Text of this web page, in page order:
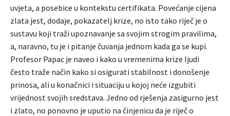
uvjeta, a posebice u kontekstu certifikata. Povećanje cijena
zlata jest, dodaje, pokazatelj krize, no isto tako riječ je o
sustavu koji traži upoznavanje sa svojim strogim pravilima,
a, naravno, tu je i pitanje čuvanja jednom kada ga se kupi.
Profesor Papac je naveo i kako u vremenima krize ljudi
često traže način kako si osigurati stabilnost i donošenje
prinosa, ali u konačnici i situaciju u kojoj neće izgubiti
vrijednost svojih sredstava. Jedno od rješenja zasigurno jest
i zlato, no ponovno je uputio na činjenicu da je riječ o